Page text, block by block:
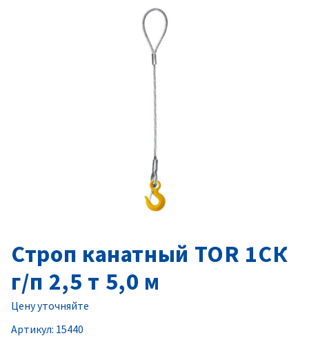
Строп канатный TOR 1СК
г/п 2,5 т 5,0 м
Цену уточняйте
Артикул: 15440